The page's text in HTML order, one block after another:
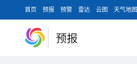
首页 预报 预警 雷达 云图 天气地图
预报